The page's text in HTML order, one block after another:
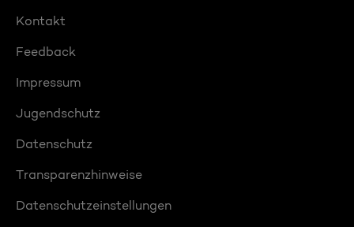
Kontakt
Feedback
Impressum
Jugendschutz
Datenschutz
Transparenzhinweise
Datenschutzeinstellungen